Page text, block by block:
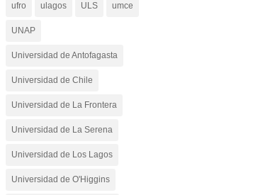
ufro ulagos ULS umce
UNAP
Universidad de Antofagasta
Universidad de Chile
Universidad de La Frontera
Universidad de La Serena
Universidad de Los Lagos
Universidad de O'Higgins